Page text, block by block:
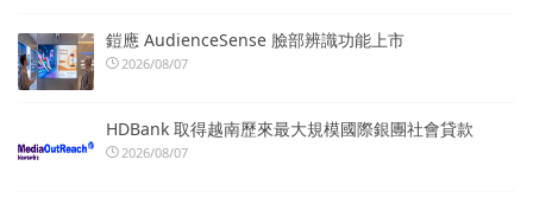
鎧應 AudienceSense 臉部辨識功能上市
2026/08/07
HDBank 取得越南歷來最大規模國際銀團社會貸款
2026/08/07